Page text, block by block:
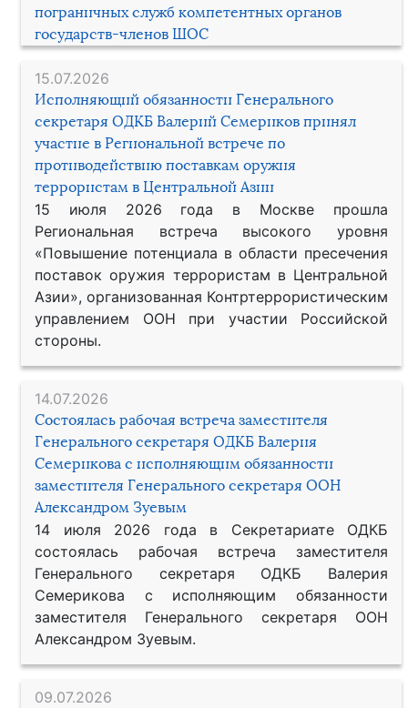
пограничных служб компетентных органов
государств-членов ШОС
15.07.2026
Исполняющий обязанности Генерального
секретаря ОДКБ Валерий Семериков принял
участие в Региональной встрече по
противодействию поставкам оружия
террористам в Центральной Азии
15 июля 2026 года в Москве прошла
Региональная встреча высокого уровня
«Повышение потенциала в области пресечения
поставок оружия террористам в Центральной
Азии», организованная Контртеррористическим
управлением ООН при участии Российской
стороны.
14.07.2026
Состоялась рабочая встреча заместителя
Генерального секретаря ОДКБ Валерия
Семерикова с исполняющим обязанности
заместителя Генерального секретаря ООН
Александром Зуевым
14 июля 2026 года в Секретариате ОДКБ
состоялась рабочая встреча заместителя
Генерального секретаря ОДКБ Валерия
Семерикова с исполняющим обязанности
заместителя Генерального секретаря ООН
Александром Зуевым.
09.07.2026